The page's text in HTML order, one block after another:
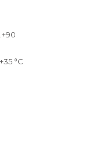
нужно
очиститель
резать,
°С